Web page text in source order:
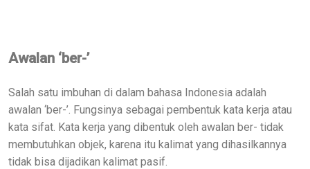
Awalan ‘ber-’
Salah satu imbuhan di dalam bahasa Indonesia adalah
awalan ‘ber-’. Fungsinya sebagai pembentuk kata kerja atau
kata sifat. Kata kerja yang dibentuk oleh awalan ber- tidak
membutuhkan objek, karena itu kalimat yang dihasilkannya
tidak bisa dijadikan kalimat pasif.